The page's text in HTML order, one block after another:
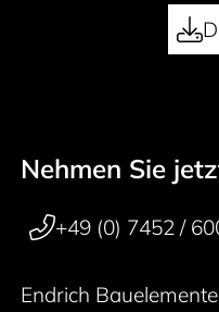
Footer navigation
Nehmen Sie
+49 (0) 7452 /
Endrich